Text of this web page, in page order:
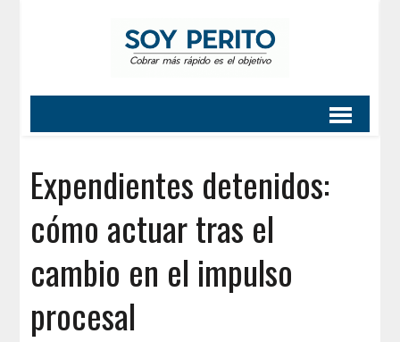
Expendientes detenidos:
cómo actuar tras el
cambio en el impulso
procesal